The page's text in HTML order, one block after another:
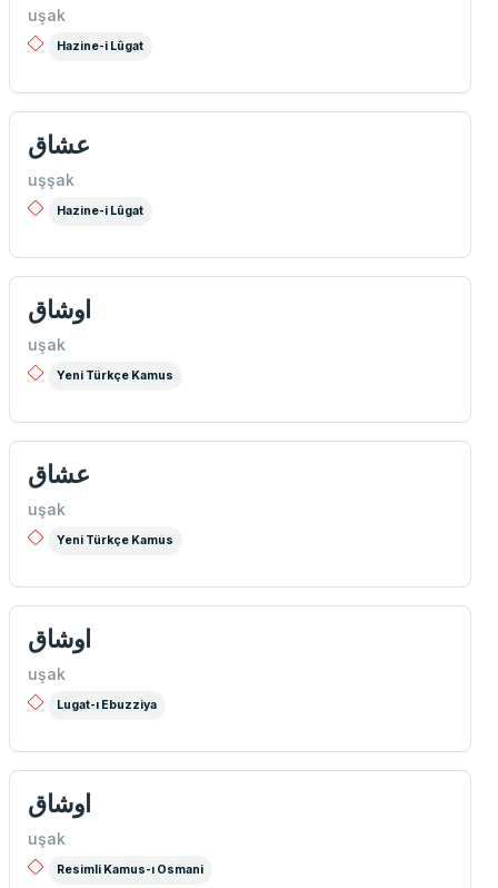
uşak
Hazine-i Lûgat
عشاق
uşşak
Hazine-i Lûgat
اوشاق
uşak
Yeni Türkçe Kamus
عشاق
uşak
Yeni Türkçe Kamus
اوشاق
uşak
Lugat-ı Ebuzziya
اوشاق
uşak
Resimli Kamus-ı Osmani